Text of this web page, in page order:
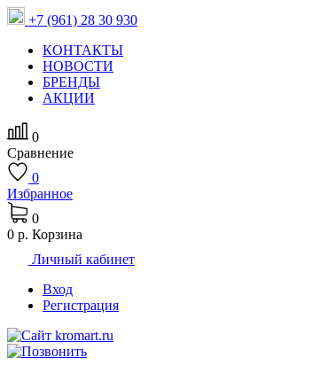
+7 (961) 28 30 930
КОНТАКТЫ
НОВОСТИ
БРЕНДЫ
АКЦИИ
0
Сравнение
0
Избранное
0
0 р. Корзина
Личный кабинет
Вход
Регистрация